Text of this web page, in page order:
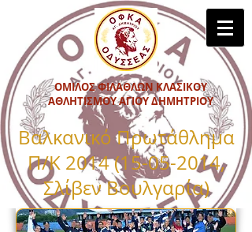
ΟΜΙΛΟΣ ΦΙΛΑΘΛΩΝ ΚΛΑΣΙΚΟΥ
ΑΘΛΗΤΙΣΜΟΥ ΑΓΙΟΥ ΔΗΜΗΤΡΙΟΥ
Βαλκανικό Πρωτάθλημα
Π/Κ 2014 (15-05-2014,
Σλίβεν Βουλγαρία)